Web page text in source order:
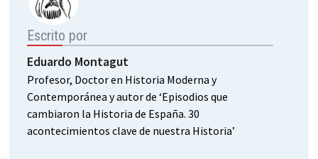
Escrito por
Eduardo Montagut
Profesor, Doctor en Historia Moderna y
Contemporánea y autor de ‘Episodios que
cambiaron la Historia de España. 30
acontecimientos clave de nuestra Historia’